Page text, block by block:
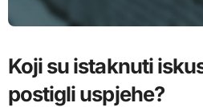
Koji su istaknuti
postigli uspjehe?